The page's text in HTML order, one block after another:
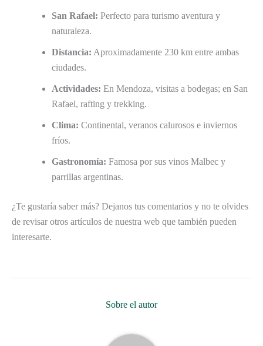
San Rafael: Perfecto para turismo aventura y
naturaleza.
Distancia: Aproximadamente 230 km entre ambas
ciudades.
Actividades: En Mendoza, visitas a bodegas; en San
Rafael, rafting y trekking.
Clima: Continental, veranos calurosos e inviernos
fríos.
Gastronomía: Famosa por sus vinos Malbec y
parrillas argentinas.
¿Te gustaría saber más? Dejanos tus comentarios y no te olvides
de revisar otros artículos de nuestra web que también pueden
interesarte.
Sobre el autor